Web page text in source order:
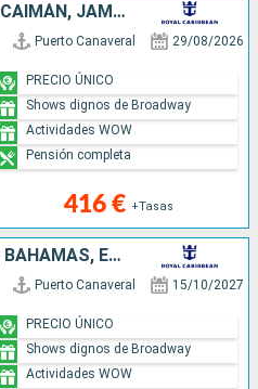
ESTADOS UNIDOS, ISLAS CAIMÁN, JAMAICA, BAHAMAS
Puerto Canaveral 29/08/2026
416 € +Tasas
PRECIO ÚNICO
Shows dignos de Broadway
Actividades WOW
Pensión completa
ISLAS TURCAS Y CAICOS, BAHAMAS, ESTADOS UNIDOS
Puerto Canaveral 15/10/2027
PRECIO ÚNICO
Shows dignos de Broadway
Actividades WOW